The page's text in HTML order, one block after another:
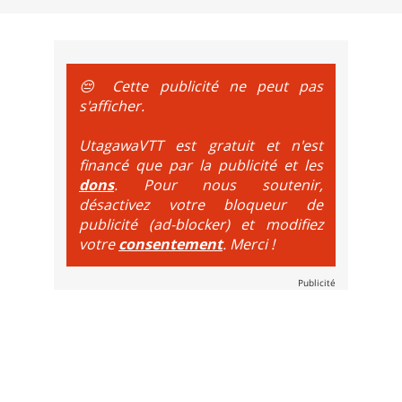
😔 Cette publicité ne peut pas
s'afficher.
UtagawaVTT est gratuit et n'est
financé que par la publicité et les
dons. Pour nous soutenir,
désactivez votre bloqueur de
publicité (ad-blocker) et modifiez
votreconsentement. Merci !